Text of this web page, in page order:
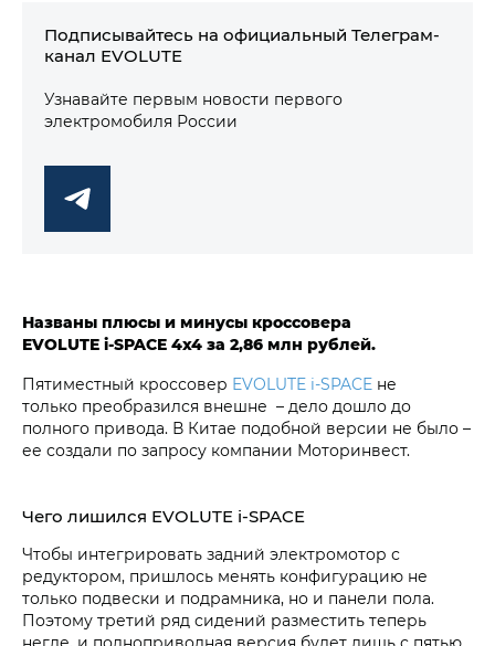
Подписывайтесь на официальный Телеграм-
канал EVOLUTE
Узнавайте первым новости первого
электромобиля России
Названы плюсы и минусы кроссовера
EVOLUTE i‑SPACE 4х4 за 2,86 млн рублей.
Пятиместный кроссовер EVOLUTE i‑SPACE не
только преобразился внешне – дело дошло до
полного привода. В Китае подобной версии не было –
ее создали по запросу компании Моторинвест.
Чего лишился EVOLUTE i‑SPACE
Чтобы интегрировать задний электромотор с
редуктором, пришлось менять конфигурацию не
только подвески и подрамника, но и панели пола.
Поэтому третий ряд сидений разместить теперь